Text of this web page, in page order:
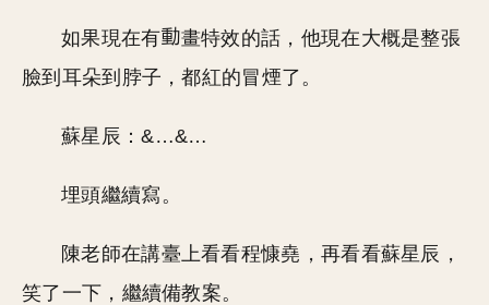
如果現在有
畫特效的話，他現在大概是整張
臉到耳朵到脖子，都紅的冒煙了。
蘇星辰：&…&…
埋頭繼續寫。
陳老師在講臺上看看程慷堯，再看看蘇星辰，
笑了一下，繼續備教案。